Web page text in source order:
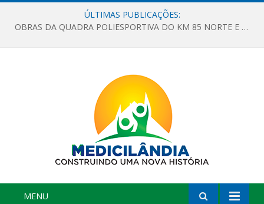
ÚLTIMAS PUBLICAÇÕES:
OBRAS DA QUADRA POLIESPORTIVA DO KM 85 NORTE E DA ESCOLA GASPAR VIANA AVANÇAM
MENU